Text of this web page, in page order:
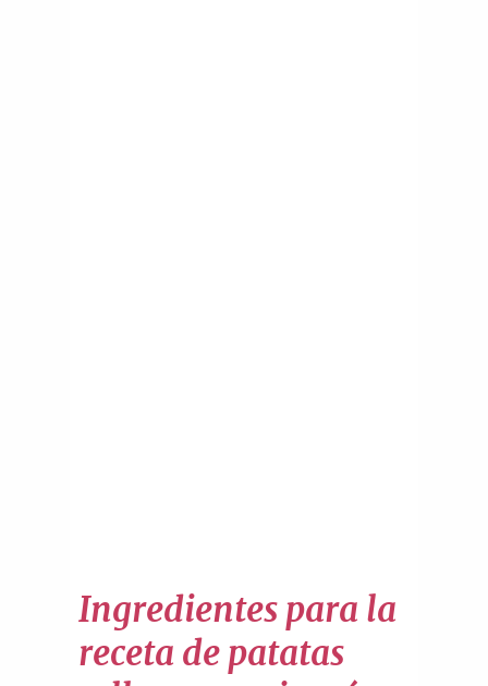
Ingredientes para la
receta de patatas